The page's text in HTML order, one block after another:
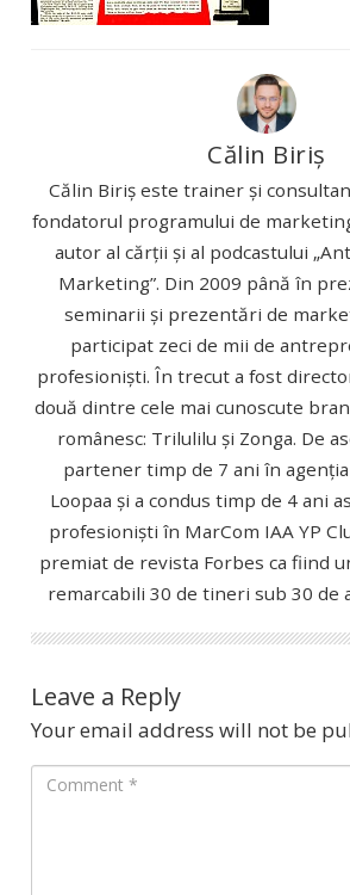
Călin Biriș
Călin Biriș este trainer și
fondatorul programului de
autor al cărții și al podcastului
Marketing”. Din 2009 până în
seminarii și prezentări de
participat zeci de mii de
profesioniști. În trecut a fost
două dintre cele mai cunoscute
românesc: Trilulilu și Zonga. De
partener timp de 7 ani în
Loopaa și a condus timp de 4 ani
profesioniști în MarCom IAA YP
premiat de revista Forbes ca fiind
remarcabili 30 de tineri sub 30 de
Leave a Reply
Your email address will not be